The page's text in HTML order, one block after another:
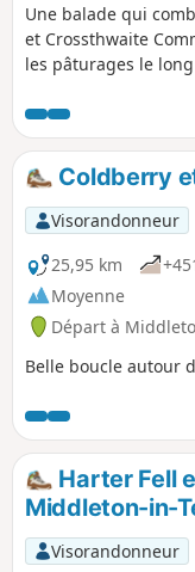
Une balade qui
et Crossthwaite
les pâturages le
Coldberry
Visorandonneur
25,95 km
Moyenne
Départ à
Belle boucle autour
Harter Fell
Middleton-in-
Visorandonneur